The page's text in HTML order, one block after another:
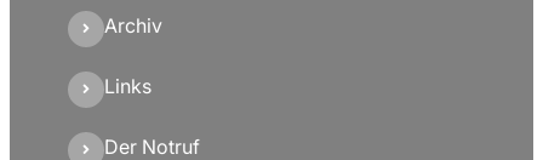
Archiv
Links
Der Notruf